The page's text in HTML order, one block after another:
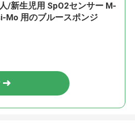
/新生児用 SpO2センサー M-
Mo 用のブルースポンジ